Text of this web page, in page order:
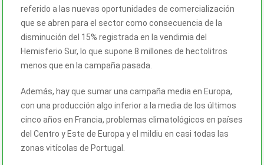
referido a las nuevas oportunidades de comercialización
que se abren para el sector como consecuencia de la
disminución del 15% registrada en la vendimia del
Hemisferio Sur, lo que supone 8 millones de hectolitros
menos que en la campaña pasada.
Además, hay que sumar una campaña media en Europa,
con una producción algo inferior a la media de los últimos
cinco años en Francia, problemas climatológicos en países
del Centro y Este de Europa y el mildiu en casi todas las
zonas vitícolas de Portugal.